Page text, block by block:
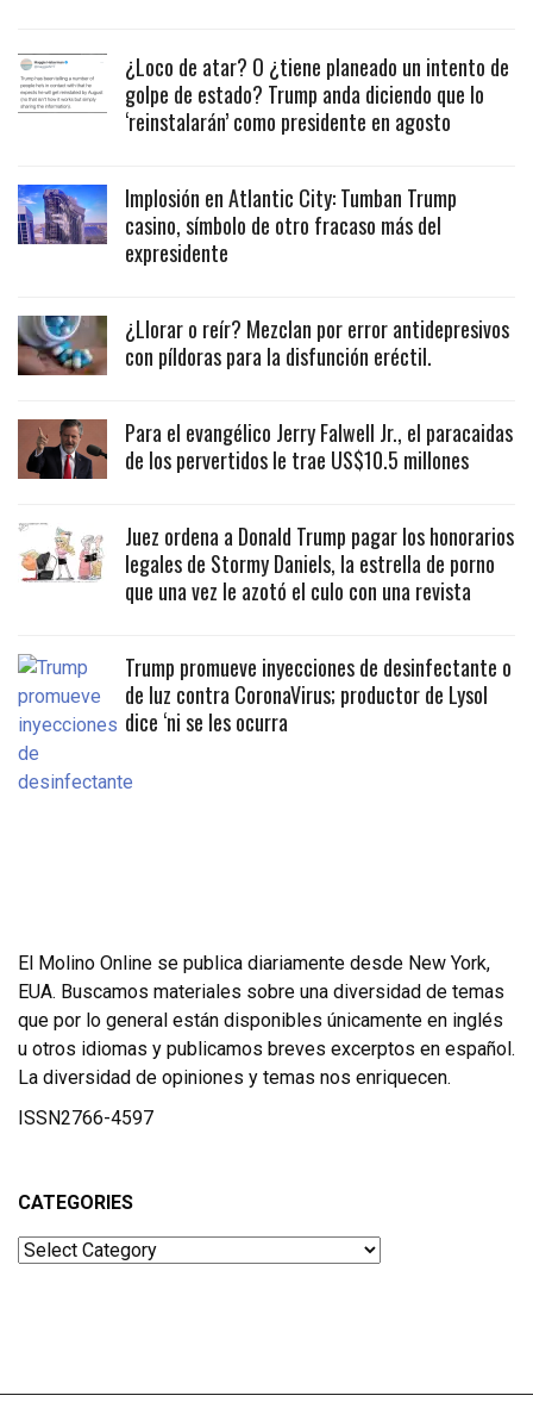
¿Loco de atar? O ¿tiene planeado un intento de
golpe de estado? Trump anda diciendo que lo
‘reinstalarán’ como presidente en agosto
Implosión en Atlantic City: Tumban Trump
casino, símbolo de otro fracaso más del
expresidente
¿Llorar o reír? Mezclan por error antidepresivos
con píldoras para la disfunción eréctil.
Para el evangélico Jerry Falwell Jr., el paracaidas
de los pervertidos le trae US$10.5 millones
Juez ordena a Donald Trump pagar los honorarios
legales de Stormy Daniels, la estrella de porno
que una vez le azotó el culo con una revista
Trump promueve inyecciones de desinfectante o
de luz contra CoronaVirus; productor de Lysol
dice ‘ni se les ocurra
El Molino Online se publica diariamente desde New York,
EUA. Buscamos materiales sobre una diversidad de temas
que por lo general están disponibles únicamente en inglés
u otros idiomas y publicamos breves excerptos en español.
La diversidad de opiniones y temas nos enriquecen.
ISSN2766-4597
CATEGORIES
Categories